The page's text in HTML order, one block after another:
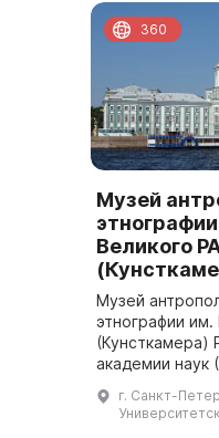
Музей
Великого
Музей
этнографии
(Кунсткамера)
академии
музеев мира.
преемником
г. Санкт-
360